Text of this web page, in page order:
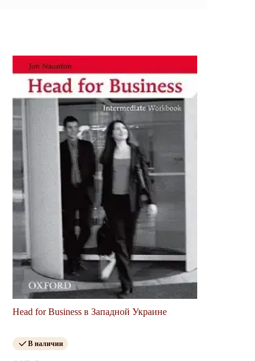
Head for Business в Западной Украине
В наличии